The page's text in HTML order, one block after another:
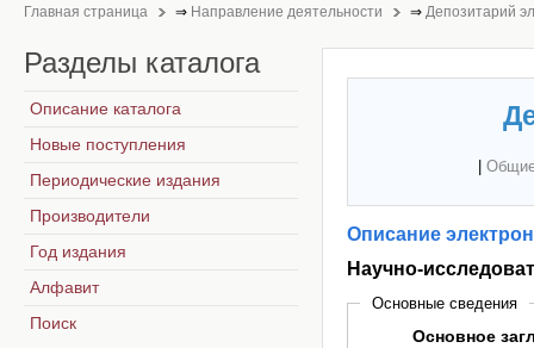
Главная страница ⇒ Направление деятельности ⇒ Депозитарий
Описание
Научно-
Основные сведения
Основное
Разделы каталога
Описание каталога
Новые поступления
Периодические издания
Производители
Год издания
Алфавит
Поиск